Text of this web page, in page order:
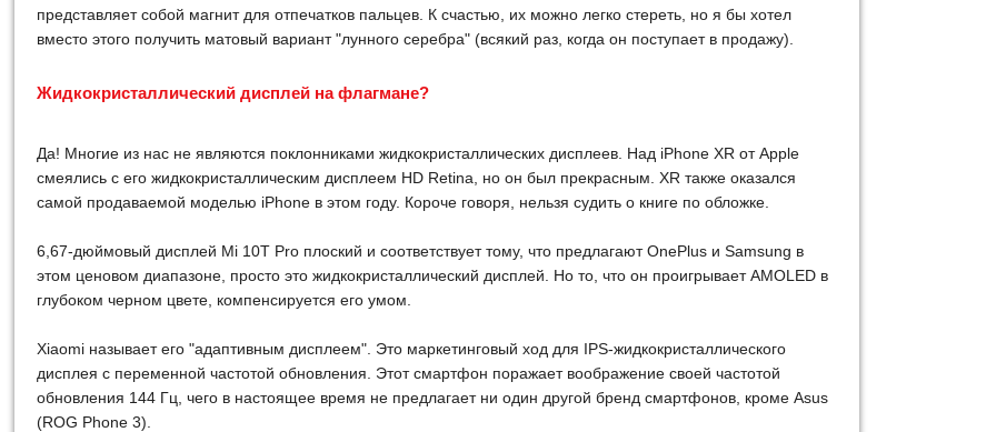
представляет собой магнит для отпечатков пальцев. К счастью, их можно легко стереть, но я бы хотел
вместо этого получить матовый вариант "лунного серебра" (всякий раз, когда он поступает в продажу).
Жидкокристаллический дисплей на флагмане?
Да! Многие из нас не являются поклонниками жидкокристаллических дисплеев. Над iPhone XR от Apple
смеялись с его жидкокристаллическим дисплеем HD Retina, но он был прекрасным. XR также оказался
самой продаваемой моделью iPhone в этом году. Короче говоря, нельзя судить о книге по обложке.
6,67-дюймовый дисплей Mi 10T Pro плоский и соответствует тому, что предлагают OnePlus и Samsung в
этом ценовом диапазоне, просто это жидкокристаллический дисплей. Но то, что он проигрывает AMOLED в
глубоком черном цвете, компенсируется его умом.
Xiaomi называет его "адаптивным дисплеем". Это маркетинговый ход для IPS-жидкокристаллического
дисплея с переменной частотой обновления. Этот смартфон поражает воображение своей частотой
обновления 144 Гц, чего в настоящее время не предлагает ни один другой бренд смартфонов, кроме Asus
(ROG Phone 3).